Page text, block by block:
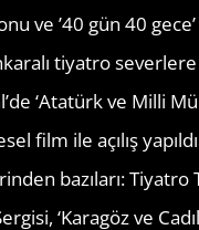
ve ’40 gün 40 gece’
tiyatro
‘Atatürk ve Milli
film ile açılış
bazıları: Tiyatro
‘Karagöz ve